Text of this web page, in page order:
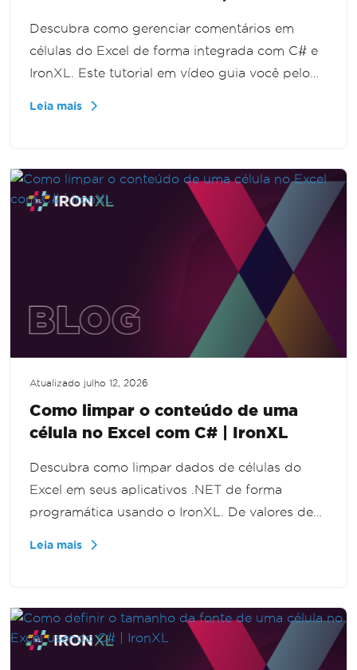
Descubra como gerenciar comentários em
células do Excel de forma integrada com C# e
IronXL. Este tutorial em vídeo guia você pelo
recursos de automação no Excel.
Leia mais
Atualizado julho 12, 2026
Como limpar o conteúdo de uma
célula no Excel com C# | IronXL
Descubra como limpar dados de células do
Excel em seus aplicativos .NET de forma
programática usando o IronXL. De valores de
Leia mais